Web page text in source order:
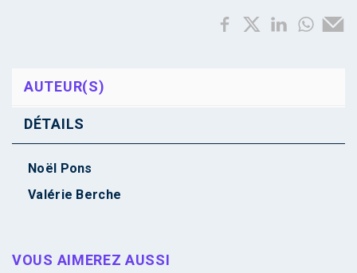
AUTEUR(S)
DÉTAILS
Noël Pons
Valérie Berche
VOUS AIMEREZ AUSSI